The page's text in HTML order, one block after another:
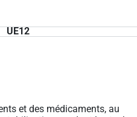
UE12
et des médicaments, au